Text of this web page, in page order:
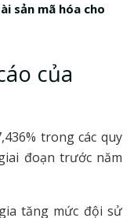
sản mã hóa cho
của
trong các quy
đoạn trước năm
tăng mức đội sử